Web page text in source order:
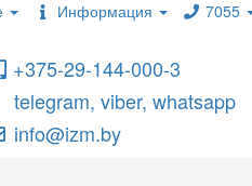
Информация 7055
+375-29-144-000-3
telegram, viber, whatsapp
info@izm.by